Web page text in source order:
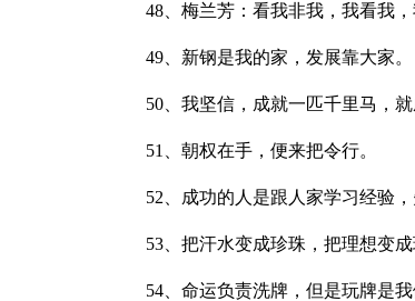
48、梅兰芳：看我非我，我看我
49、新钢是我的家，发展靠大家。
50、我坚信，成就一匹千里马，
51、朝权在手，便来把令行。
52、成功的人是跟人家学习经验
53、把汗水变成珍珠，把理想变成
54、命运负责洗牌，但是玩牌是我